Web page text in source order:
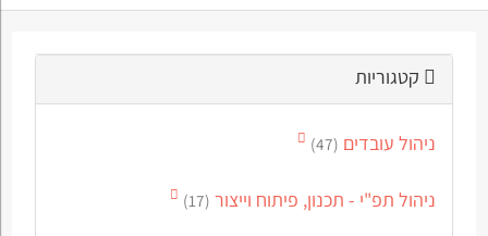
קטגוריות
ניהול עובדים (47)
ניהול תפ"י - תכנון, פיתוח וייצור (17)